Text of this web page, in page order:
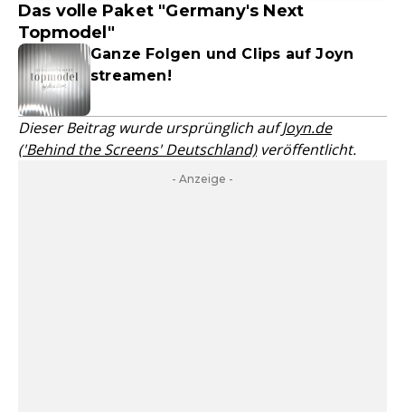
Das volle Paket "Germany's Next
Topmodel"
Ganze Folgen und Clips auf Joyn
streamen!
Dieser Beitrag wurde ursprünglich aufJoyn.de
('Behind the Screens' Deutschland)veröffentlicht.
- Anzeige -